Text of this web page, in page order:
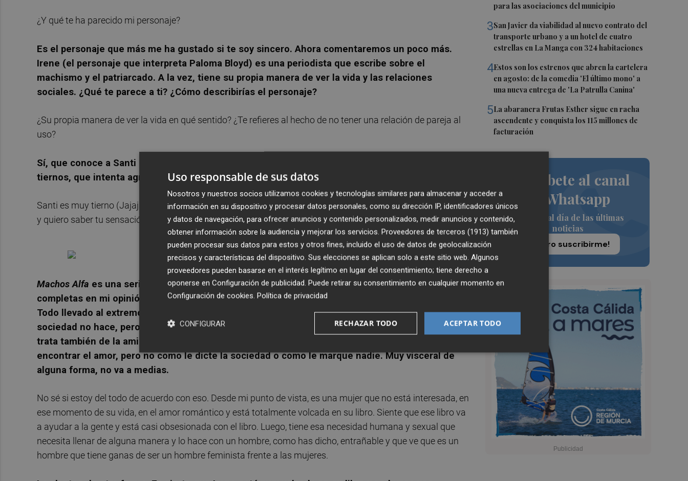
para las asociaciones del municipio
3San Javier da viabilidad al nuevo contrato del
transporte urbano y a un hotel de cuatro
estrellas en La Manga con 324 habitaciones
4Estos son los estrenos que abren la cartelera
en agosto: de la comedia 'El último mono' a
una nueva entrega de 'La Patrulla Canina'
5La abaranera Frutas Esther sigue en racha
ascendente y conquista los 115 millones de
facturación
Suscríbete al canal
de Whatsapp
Siempre al día de las últimas
noticias
¡Quiero suscribirme!
¿Y qué te ha parecido mi personaje?
Es el personaje que más me ha gustado si te soy sincero. Ahora comentaremos un poco más.
Irene (el personaje que interpreta Paloma Bloyd) es una periodista que escribe sobre el
machismo y el patriarcado. A la vez, tiene su propia manera de ver la vida y las relaciones
sociales. ¿Qué te parece a ti? ¿Cómo describirías el personaje?
¿Su propia manera de ver la vida en qué sentido? ¿Te refieres al hecho de no tener una relación de pareja al
uso?
Sí, que conoce a Santi (personaje que interpreta Gorka Otxoa), es uno de los personajes más
tiernos, que intenta agradar y es muy enamoradizo, pero no le sale del todo bien generalmente.
Santi es muy tierno (Jajaja). Me interesa mucho tu opinión, porque te he visto y eres un target muy concreto,
y quiero saber tu sensación y como te ha sentado el personaje de Irene.
Machos Alfa es una serie que intenta retratar, especialmente esta temporada, una de las más
completas en mi opinión, el machismo y los problemas de la sociedad relacionados con ello.
Todo llevado al extremo para que las podamos ver. Hay muchas cosas que gran parte de la
sociedad no hace, pero otras que son comunes y hacemos sin darnos cuenta. Esta temporada
trata también de la amistad e intentar ser felices a su manera. En el caso de Irene, quiere
encontrar el amor, pero no como le dicte la sociedad o como le marque nadie. Muy visceral de
alguna forma, no va a medias.
No sé si estoy del todo de acuerdo con eso. Desde mi punto de vista, es una mujer que no está interesada, en
ese momento de su vida, en el amor romántico y está totalmente volcada en su libro. Siente que ese libro va
a ayudar a la gente y está casi obsesionada con el libro. Luego, tiene esa necesidad humana y sexual que
necesita llenar de alguna manera y lo hace con un hombre, como has dicho, entrañable y que ve que es un
hombre que tiene ganas de ser un hombre feminista frente a las mujeres.
Uso responsable de sus datos
Nosotros y nuestros socios utilizamos cookies y tecnologías similares para almacenar y acceder a
información en su dispositivo y procesar datos personales, como su dirección IP, identificadores únicos
y datos de navegación, para ofrecer anuncios y contenido personalizados, medir anuncios y contenido,
obtener información sobre la audiencia y mejorar los servicios. Proveedores de terceros (1913) también
pueden procesar sus datos para estos y otros fines, incluido el uso de datos de geolocalización
precisos y características del dispositivo. Sus elecciones se aplican solo a este sitio web. Algunos
proveedores pueden basarse en el interés legítimo en lugar del consentimiento; tiene derecho a
oponerse en Configuración de publicidad. Puede retirar su consentimiento en cualquier momento en
Configuración de cookies. Política de privacidad
ACEPTAR TODO
RECHAZAR TODO
CONFIGURAR